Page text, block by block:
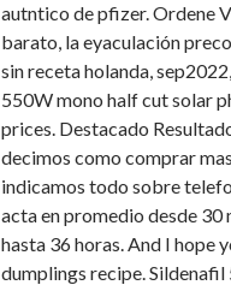
autntico de pfizer. Ordene
barato, la eyaculación
sin receta holanda,
550W mono half cut solar
prices. Destacado
decimos como comprar
indicamos todo sobre
acta en promedio desde
hasta 36 horas. And I hope
dumplings recipe.